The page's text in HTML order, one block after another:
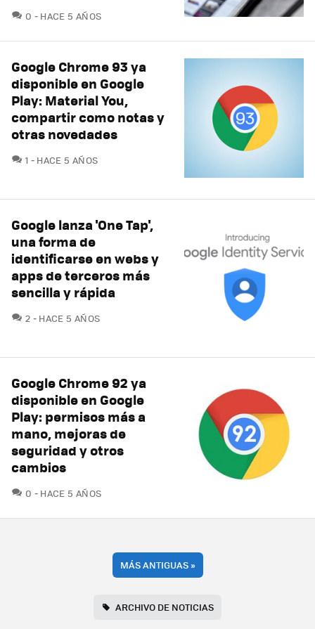
0 COMENTARIOS
HACE 5 AÑOS
Google Chrome 93 ya
disponible en Google
Play: Material You,
compartir como notas y
otras novedades
1 COMENTARIOS
HACE 5 AÑOS
Google lanza 'One Tap',
una forma de
identificarse en webs y
apps de terceros más
sencilla y rápida
2 COMENTARIOS
HACE 5 AÑOS
Google Chrome 92 ya
disponible en Google
Play: permisos más a
mano, mejoras de
seguridad y otros
cambios
0 COMENTARIOS
HACE 5 AÑOS
MÁS ANTIGUAS»
ARCHIVO DE NOTICIAS